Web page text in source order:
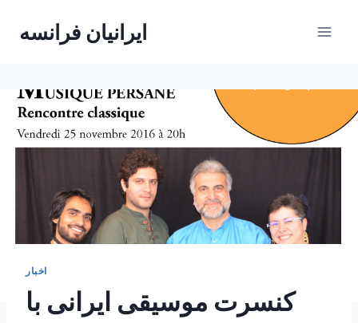
ایرانیان فرانسه
اخبار
کنسرت موسیقی ایرانی با